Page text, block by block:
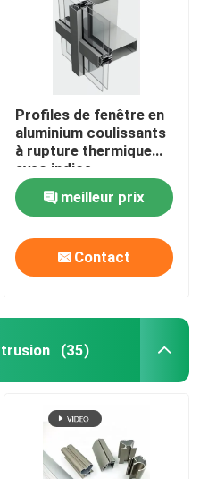
de bord
Profiles de fenêtre en
aluminium coulissants
à rupture thermique
avec indice
d'étanchéité IP65
meilleur prix
Contact
(35)